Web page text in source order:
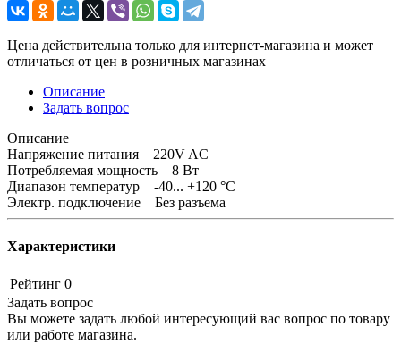
Цена действительна только для интернет-магазина и может
отличаться от цен в розничных магазинах
Описание
Задать вопрос
Описание
Напряжение питания 220V AC
Потребляемая мощность 8 Вт
Диапазон температур -40... +120 °C
Электр. подключение Без разъема
Характеристики
Рейтинг 0
Задать вопрос
Вы можете задать любой интересующий вас вопрос по товару
или работе магазина.